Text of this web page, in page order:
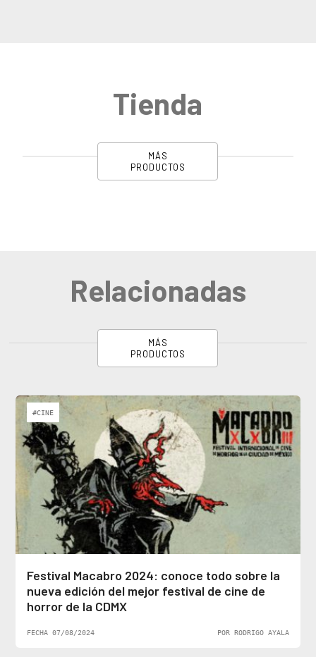
Tienda
MÁS
PRODUCTOS
Relacionadas
MÁS
PRODUCTOS
#CINE
Festival Macabro 2024: conoce todo sobre la
nueva edición del mejor festival de cine de
horror de la CDMX
FECHA 07/08/2024 POR RODRIGO AYALA